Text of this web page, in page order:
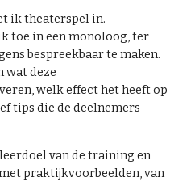
ik theaterspel in.
toe in een monoloog, ter
bespreekbaar te maken.
wat deze
welk effect het heeft op
tips die de deelnemers
van de training en
praktijkvoorbeelden, van